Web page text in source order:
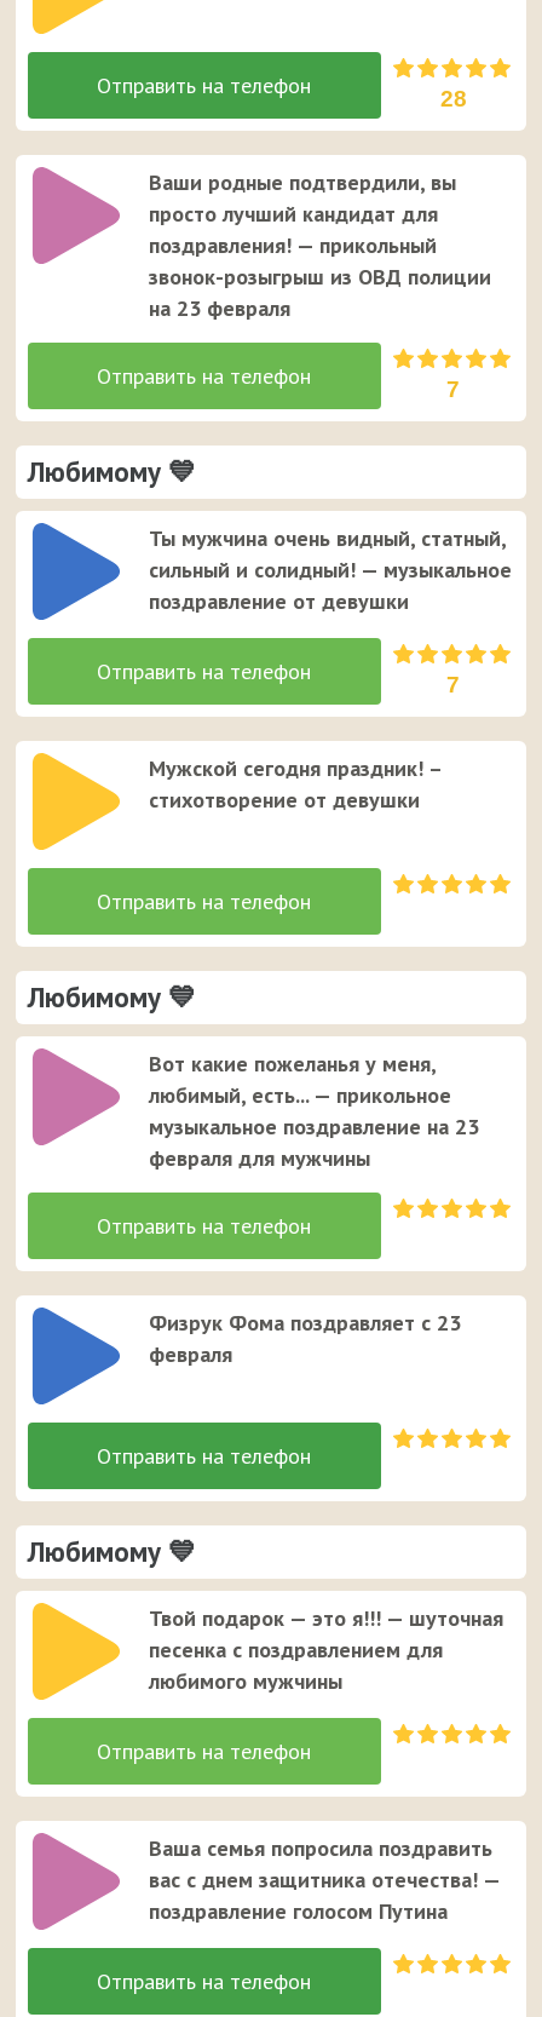
28
Ваши родные подтвердили, вы
просто лучший кандидат для
поздравления! — прикольный
звонок-розыгрыш из ОВД полиции
на 23 февраля
7
Любимому 💙
Ты мужчина очень видный, статный,
сильный и солидный! — музыкальное
поздравление от девушки
7
Мужской сегодня праздник! –
стихотворение от девушки
Любимому 💙
Вот какие пожеланья у меня,
любимый, есть... — прикольное
музыкальное поздравление на 23
февраля для мужчины
Физрук Фома поздравляет с 23
февраля
Любимому 💙
Твой подарок — это я!!! — шуточная
песенка с поздравлением для
любимого мужчины
Ваша семья попросила поздравить
вас с днем защитника отечества! —
поздравление голосом Путина